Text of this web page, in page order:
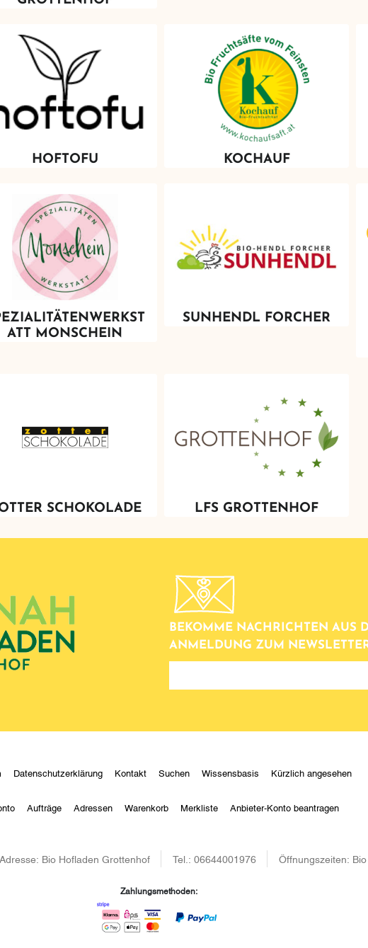
HOFTOFU KOCHAUF
ATT MONSCHEIN
SUNHENDL FORCHER
SCHOKOLADE LFS GROTTENHOF
BEKOMME NACHRICHTEN AUS
ANMELDUNG ZUM
newsletter
Datenschutzerklärung Kontakt Suchen Wissensbasis Kürzlich angesehen
Aufträge Adressen Warenkorb Merkliste Anbieter-Konto beantragen
Bio Hofladen Grottenhof Tel.: 06644001976 Öffnungszeiten:
Zahlungsmethoden: